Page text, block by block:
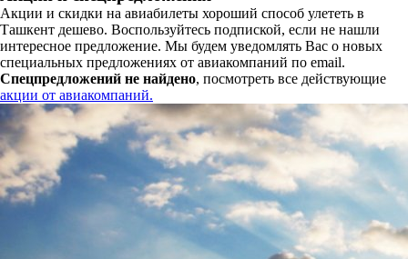
Акции и скидки на авиабилеты хороший способ улететь в
Ташкент дешево. Воспользуйтесь подпиской, если не нашли
интересное предложение. Мы будем уведомлять Вас о новых
специальных предложениях от авиакомпаний по email.
Спецпредложений не найдено, посмотреть все действующие
акции от авиакомпаний.